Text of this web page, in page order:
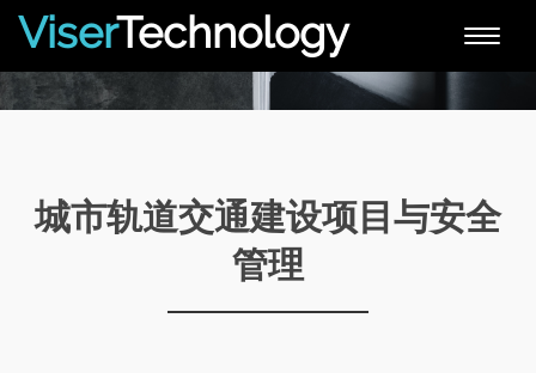
Toggle
ViserTechnology
城市轨道交通建设项目与安全
管理